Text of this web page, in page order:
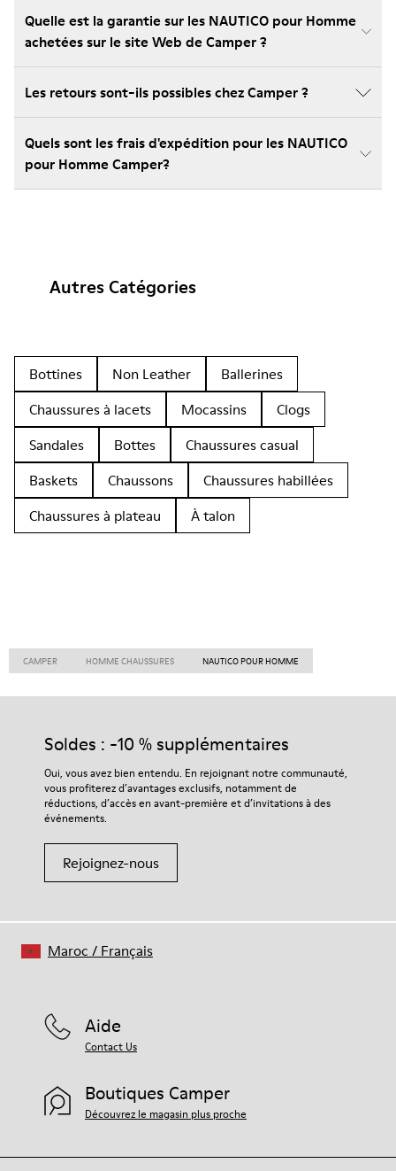
Quelle est la garantie sur les NAUTICO pour Homme
achetées sur le site Web de Camper ?
Les retours sont-ils possibles chez Camper ?
Quels sont les frais d'expédition pour les NAUTICO
pour Homme Camper?
Autres Catégories
Bottines Non Leather
Ballerines
Chaussures à lacets
Mocassins
Clogs
Sandales
Bottes
Chaussures casual
Baskets
Chaussons
Chaussures habillées
Chaussures à plateau
À talon
CAMPER HOMME CHAUSSURES NAUTICO POUR HOMME
Soldes : -10 % supplémentaires
Oui, vous avez bien entendu. En rejoignant notre communauté,
vous profiterez d’avantages exclusifs, notamment de
réductions, d’accès en avant-première et d’invitations à des
événements.
Rejoignez-nous
Aide
Contact Us
Boutiques Camper
Découvrez le magasin plus proche
Maroc / Français